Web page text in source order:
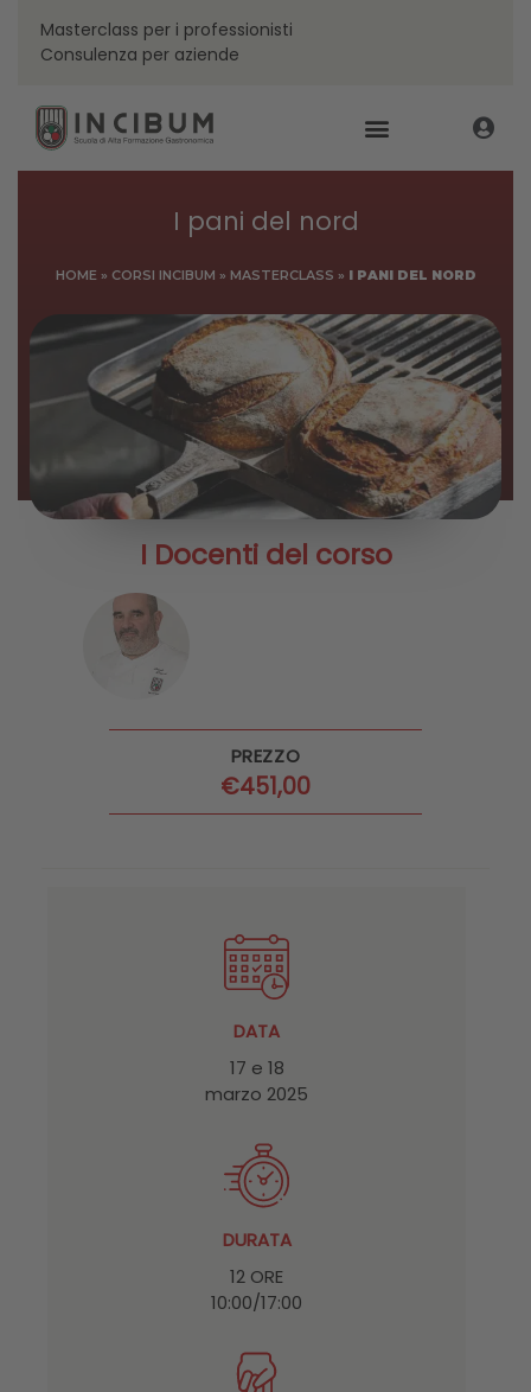
Masterclass per i professionisti
Consulenza per aziende
I pani del nord
HOME» CORSI INCIBUM » MASTERCLASS » I PANI DEL NORD
DATA
17 e 18
marzo 2025
DURATA
12 ORE
10:00/17:00
I Docenti del corso
PREZZO
€451,00